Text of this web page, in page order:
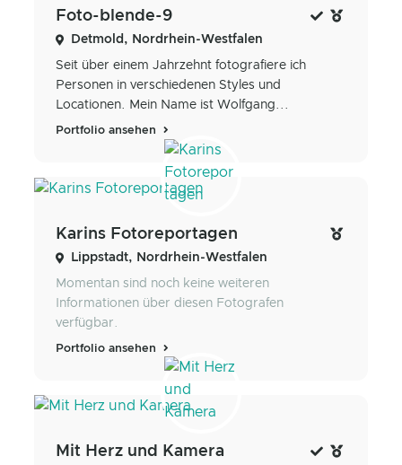
Foto-blende-9
Detmold, Nordrhein-Westfalen
Seit über einem Jahrzehnt fotografiere ich
Personen in verschiedenen Styles und
Locationen. Mein Name ist Wolfgang...
Portfolio ansehen
Karins Fotoreportagen
Lippstadt, Nordrhein-Westfalen
Momentan sind noch keine weiteren
Informationen über diesen Fotografen
verfügbar.
Portfolio ansehen
Mit Herz und Kamera